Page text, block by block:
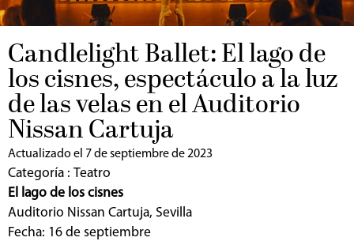
Candlelight Ballet: El lago de
los cisnes, espectáculo a la luz
de las velas en el Auditorio
Nissan Cartuja
Actualizado el 7 de septiembre de 2023
Categoría : Teatro
El lago de los cisnes
Auditorio Nissan Cartuja, Sevilla
Fecha: 16 de septiembre